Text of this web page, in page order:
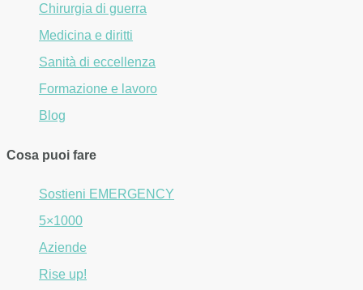
Chirurgia di guerra
Medicina e diritti
Sanità di eccellenza
Formazione e lavoro
Blog
Cosa puoi fare
Sostieni EMERGENCY
5×1000
Aziende
Rise up!